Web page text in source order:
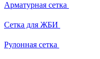
Арматурная сетка
Сетка для ЖБИ
Рулонная сетка